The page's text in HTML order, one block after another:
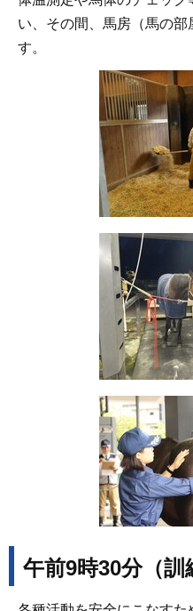
い、その間、馬房（馬の部
す。
午前9時30分（訓